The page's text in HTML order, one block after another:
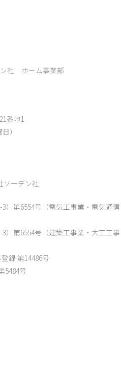
社 ホーム事業部
番地1
）
ソーデン社
）第6554号（電気工事業・電気通信
）第6554号（建築工事業・大工工事
録 第14486号
5484号